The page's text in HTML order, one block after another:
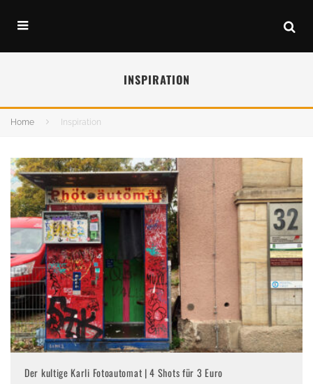
INSPIRATION
Home Inspiration
Der kultige Karli Fotoautomat | 4 Shots für 3 Euro